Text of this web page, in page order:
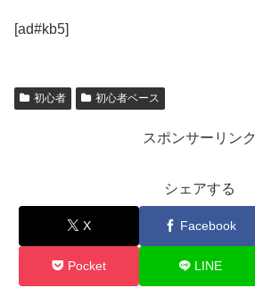
[ad#kb5]
初心者 初心者ベース
スポンサーリンク
シェアする
X Facebook
Pocket LINE